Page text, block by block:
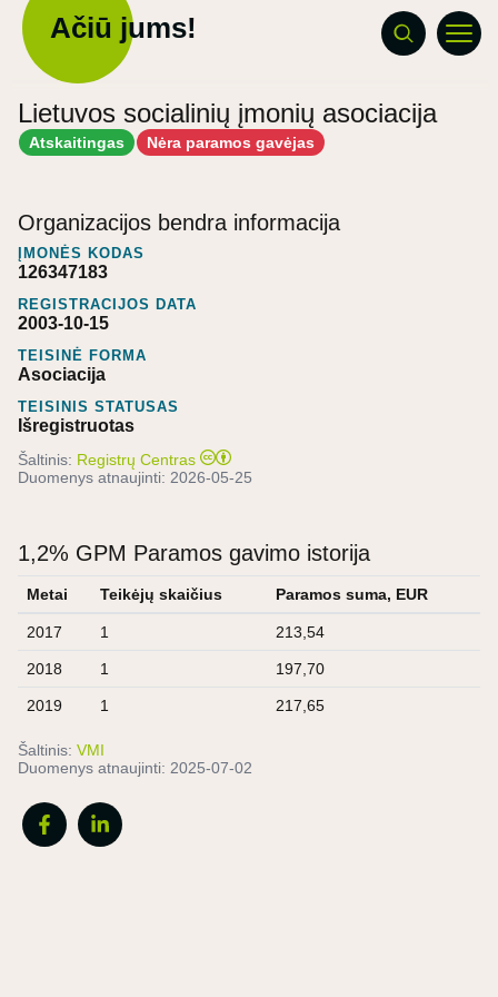
Ačiū jums!
Lietuvos socialinių įmonių asociacija
Atskaitingas Nėra paramos gavėjas
Organizacijos bendra informacija
ĮMONĖS KODAS
126347183
REGISTRACIJOS DATA
2003-10-15
TEISINĖ FORMA
Asociacija
TEISINIS STATUSAS
Išregistruotas
Šaltinis: Registrų Centras
Duomenys atnaujinti: 2026-05-25
1,2% GPM Paramos gavimo istorija
Metai Teikėjų skaičius Paramos suma, EUR
2017 1 213,54
2018 1 197,70
2019 1 217,65
Šaltinis: VMI
Duomenys atnaujinti: 2025-07-02